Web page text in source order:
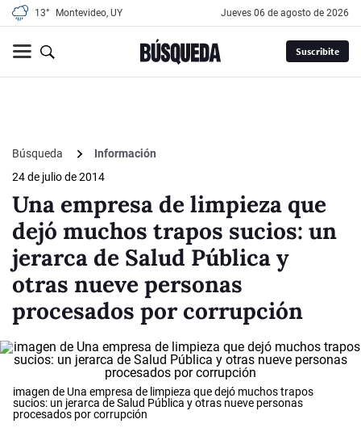
13° Montevideo, UY jueves 06 de agosto de 2026
Suscribite
Búsqueda
Información
24 de julio de 2014
Una empresa de limpieza que
dejó muchos trapos sucios: un
jerarca de Salud Pública y
otras nueve personas
procesados por corrupción
imagen de Una empresa de limpieza que dejó muchos trapos
sucios: un jerarca de Salud Pública y otras nueve personas
procesados por corrupción